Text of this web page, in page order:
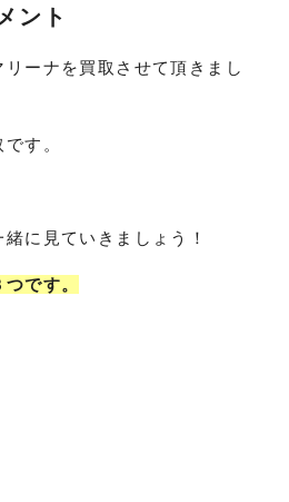
ント
ーナを買取させて頂きまし
す。
に見ていきましょう！
です。